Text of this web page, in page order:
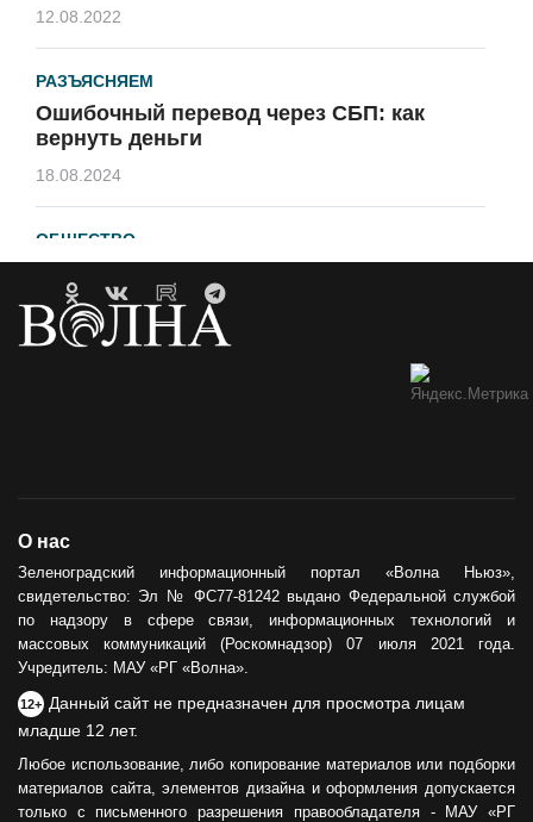
12.08.2022
РАЗЪЯСНЯЕМ
Ошибочный перевод через СБП: как
вернуть деньги
18.08.2024
ОБЩЕСТВО
21.04.2023
Сила тыла
30.05.2024
О нас
Зеленоградский информационный портал «Волна Ньюз»,
свидетельство: Эл № ФС77-81242 выдано Федеральной службой
по надзору в сфере связи, информационных технологий и
массовых коммуникаций (Роскомнадзор) 07 июля 2021 года.
Учредитель: МАУ «РГ «Волна».
12+ Данный сайт не предназначен для просмотра лицам
младше 12 лет.
Любое использование, либо копирование материалов или подборки
материалов сайта, элементов дизайна и оформления допускается
только с письменного разрешения правообладателя - МАУ «РГ